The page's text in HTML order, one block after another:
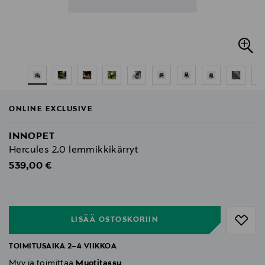
ONLINE EXCLUSIVE
INNOPET
Hercules 2.0 lemmikkikärryt
Original Price
539,00 €
LISÄÄ OSTOSKORIIN
TOIMITUSAIKA 2–4 VIIKKOA